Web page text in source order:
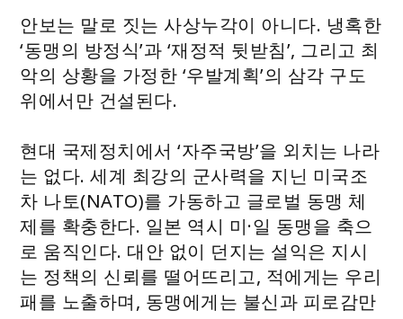
안보는 말로 짓는 사상누각이 아니다. 냉혹한
‘동맹의 방정식’과 ‘재정적 뒷받침’, 그리고 최
악의 상황을 가정한 ‘우발계획’의 삼각 구도
위에서만 건설된다.
현대 국제정치에서 ‘자주국방’을 외치는 나라
는 없다. 세계 최강의 군사력을 지닌 미국조
차 나토(NATO)를 가동하고 글로벌 동맹 체
제를 확충한다. 일본 역시 미·일 동맹을 축으
로 움직인다. 대안 없이 던지는 설익은 지시
는 정책의 신뢰를 떨어뜨리고, 적에게는 우리
패를 노출하며, 동맹에게는 불신과 피로감만